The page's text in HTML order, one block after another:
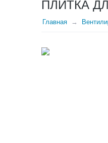
ПЛИТКА
Главная